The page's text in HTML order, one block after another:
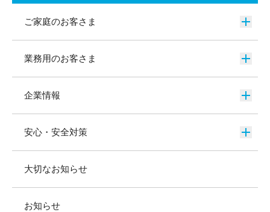
ご家庭のお客さま
業務用のお客さま
企業情報
安心・安全対策
大切なお知らせ
お知らせ